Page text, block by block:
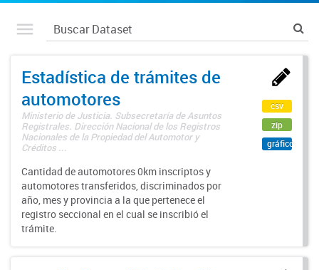
Estadística de trámites de
automotores
Ministerio de Justicia. Subsecretaría de Asuntos
Registrales. Dirección Nacional de los Registros
Nacionales de la Propiedad del Automotor y
Créditos ...
Cantidad de automotores 0km inscriptos y
automotores transferidos, discriminados por
año, mes y provincia a la que pertenece el
registro seccional en el cual se inscribió el
trámite.
csv
zip
gráfico